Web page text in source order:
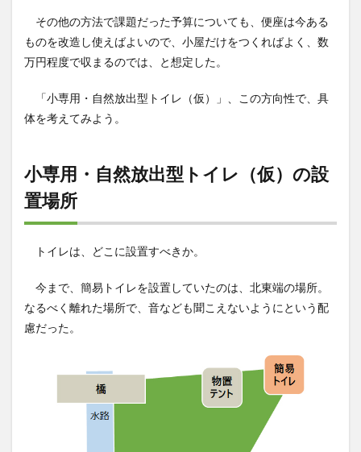
その他の方法で課題だった予算についても、便座は今ある
ものを改造し使えばよいので、小屋だけをつくればよく、数
万円程度で収まるのでは、と想定した。
「小専用・自然放出型トイレ（仮）」、この方向性で、具
体を考えてみよう。
小専用・自然放出型トイレ（仮）の設
置場所
トイレは、どこに設置すべきか。
今まで、簡易トイレを設置していたのは、北東端の場所。
なるべく離れた場所で、音なども聞こえないようにという配
慮だった。